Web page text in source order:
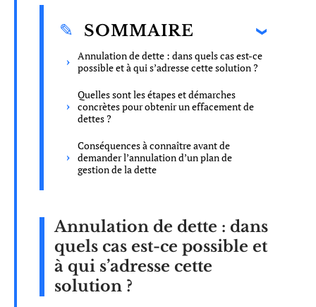
SOMMAIRE
Annulation de dette : dans quels cas est-ce
possible et à qui s’adresse cette solution ?
Quelles sont les étapes et démarches
concrètes pour obtenir un effacement de
dettes ?
Conséquences à connaître avant de
demander l’annulation d’un plan de
gestion de la dette
Annulation de dette : dans
quels cas est-ce possible et
à qui s’adresse cette
solution ?